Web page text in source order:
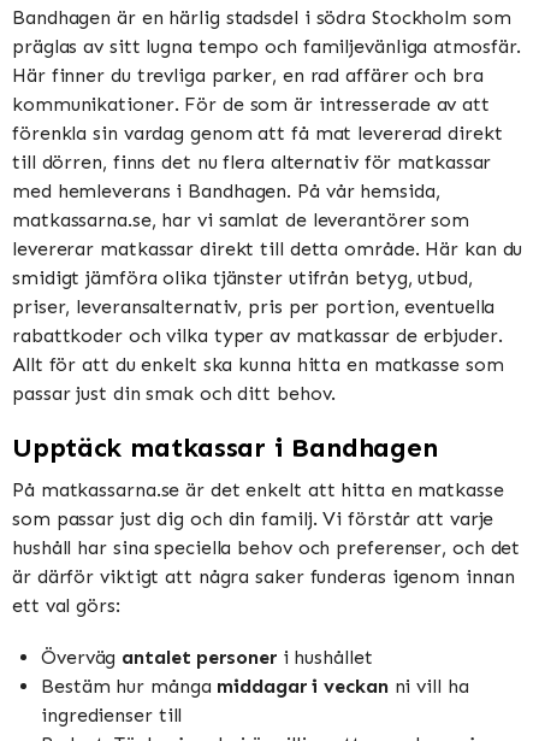
Bandhagen är en härlig stadsdel i södra Stockholm som
präglas av sitt lugna tempo och familjevänliga atmosfär.
Här finner du trevliga parker, en rad affärer och bra
kommunikationer. För de som är intresserade av att
förenkla sin vardag genom att få mat levererad direkt
till dörren, finns det nu flera alternativ för matkassar
med hemleverans i Bandhagen. På vår hemsida,
matkassarna.se, har vi samlat de leverantörer som
levererar matkassar direkt till detta område. Här kan du
smidigt jämföra olika tjänster utifrån betyg, utbud,
priser, leveransalternativ, pris per portion, eventuella
rabattkoder och vilka typer av matkassar de erbjuder.
Allt för att du enkelt ska kunna hitta en matkasse som
passar just din smak och ditt behov.
Upptäck matkassar i Bandhagen
På matkassarna.se är det enkelt att hitta en matkasse
som passar just dig och din familj. Vi förstår att varje
hushåll har sina speciella behov och preferenser, och det
är därför viktigt att några saker funderas igenom innan
ett val görs:
Överväg antalet personeri hushållet
Bestäm hur många middagar i veckanni vill ha
ingredienser till